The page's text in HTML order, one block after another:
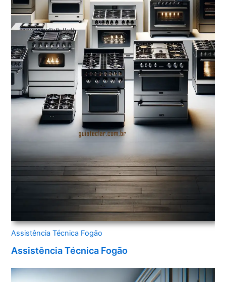
Assistência Técnica Fogão
Assistência Técnica Fogão